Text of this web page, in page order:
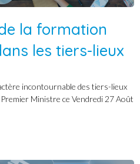
la formation
les tiers-lieux
incontournable des tiers-lieux
Ministre ce Vendredi 27 Août